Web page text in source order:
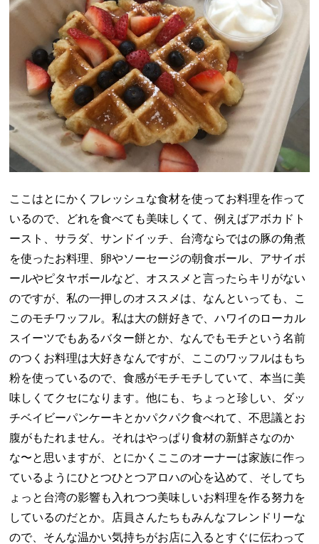
ここはとにかくフレッシュな食材を使ってお料理を作って
いるので、どれを食べても美味しくて、例えばアボカドト
ースト、サラダ、サンドイッチ、台湾ならではの豚の角煮
を使ったお料理、卵やソーセージの朝食ボール、アサイボ
ールやピタヤボールなど、オススメと言ったらキリがない
のですが、私の一押しのオススメは、なんといっても、こ
このモチワッフル。私は大の餅好きで、ハワイのローカル
スイーツでもあるバター餅とか、なんでもモチという名前
のつくお料理は大好きなんですが、ここのワッフルはもち
粉を使っているので、食感がモチモチしていて、本当に美
味しくてクセになります。他にも、ちょっと珍しい、ダッ
チベイビーパンケーキとかパクパク食べれて、不思議とお
腹がもたれません。それはやっぱり食材の新鮮さなのか
な〜と思いますが、とにかくここのオーナーは家族に作っ
ているようにひとつひとつアロハの心を込めて、そしてち
ょっと台湾の影響も入れつつ美味しいお料理を作る努力を
しているのだとか。店員さんたちもみんなフレンドリーな
ので、そんな温かい気持ちがお店に入るとすぐに伝わって